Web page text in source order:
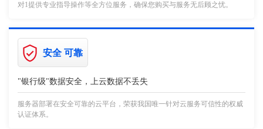
对1提供专业指导操作等全方位服务，确保您购买与服务无后顾之忧。
安全 可靠
"银行级"数据安全，上云数据不丢失
服务器部署在安全可靠的云平台，荣获我国唯一针对云服务可信性的权威
认证体系。